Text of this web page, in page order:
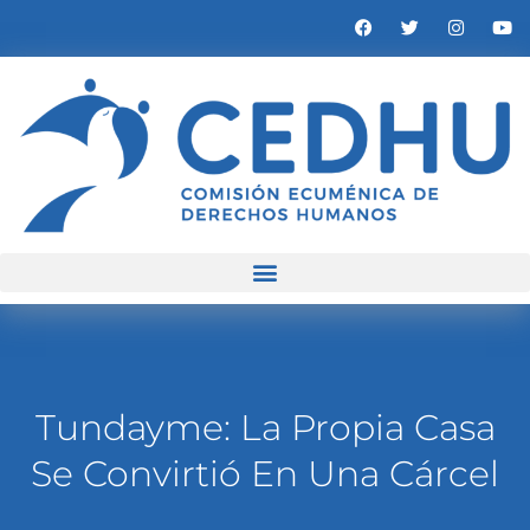
Tundayme: La Propia Casa
Se Convirtió En Una Cárcel